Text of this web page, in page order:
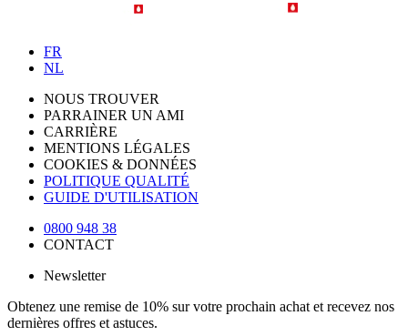
FR
NL
NOUS TROUVER
PARRAINER UN AMI
CARRIÈRE
MENTIONS LÉGALES
COOKIES & DONNÉES
POLITIQUE QUALITÉ
GUIDE D'UTILISATION
0800 948 38
CONTACT
Newsletter
Obtenez une remise de 10% sur votre prochain achat et recevez nos
dernières offres et astuces.